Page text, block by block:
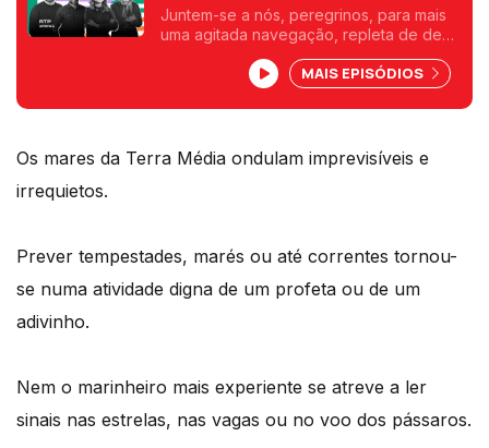
Lotus/Desenho não animado
Juntem-se a nós, peregrinos, para mais
uma agitada navegação, repleta de de
longo das costas sempre bravas…da
TERRA MÉDIA.
MAIS EPISÓDIOS
Os mares da Terra Média ondulam imprevisíveis e
irrequietos.
Prever tempestades, marés ou até correntes tornou-
se numa atividade digna de um profeta ou de um
adivinho.
Nem o marinheiro mais experiente se atreve a ler
sinais nas estrelas, nas vagas ou no voo dos pássaros.